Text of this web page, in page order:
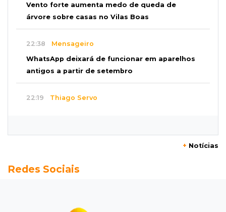
Vento forte aumenta medo de queda de
árvore sobre casas no Vilas Boas
22:38 Mensageiro
WhatsApp deixará de funcionar em aparelhos
antigos a partir de setembro
22:19 Thiago Servo
Semana vai começar com 909 novas
Flagrante
+ Notícias
Redes Sociais